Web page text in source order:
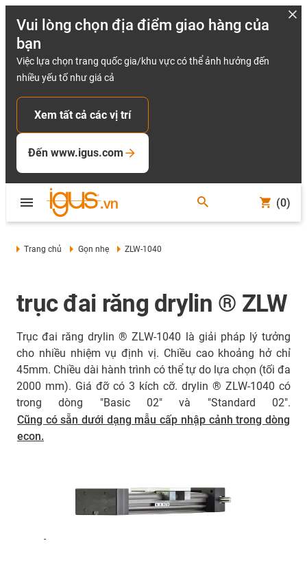
Vui lòng chọn địa điểm giao hàng của
bạn
Việc lựa chọn trang quốc gia/khu vực có thể ảnh hưởng đến
nhiều yếu tố như giá cả
Xem tất cả các vị trí
Đến www.igus.com
(0)
Trang chủ Gọn nhẹ ZLW-1040
trục đai răng drylin ® ZLW
Trục đai răng drylin ® ZLW-1040 là giải pháp lý tưởng
cho nhiều nhiệm vụ định vị. Chiều cao khoảng hở chỉ
45mm. Chiều dài hành trình có thể tự do lựa chọn (tối đa
2000 mm). Giá đỡ có 3 kích cỡ. drylin ® ZLW-1040 có
trong dòng "Basic 02" và "Standard 02".
Cũng có sẵn dưới dạng mẫu cấp nhập cảnh trong dòng
econ.
-